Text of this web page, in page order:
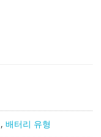
, 배터리 유형